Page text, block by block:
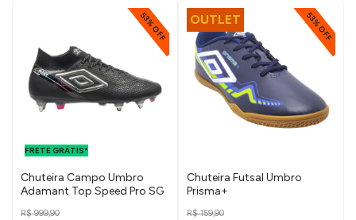
53% OFF
FRETE GRÁTIS*
Chuteira Campo Umbro
Adamant Top Speed Pro SG
R$ 999,90
OUTLET 53% OFF
Chuteira Futsal Umbro
Prisma+
R$ 159,90